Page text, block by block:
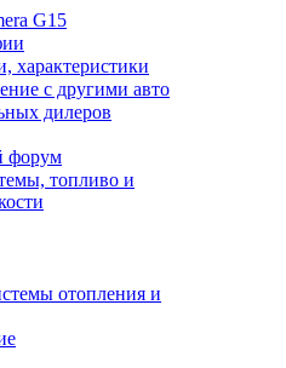
G15
с другими авто
дилеров
форум
топливо и
отопления и